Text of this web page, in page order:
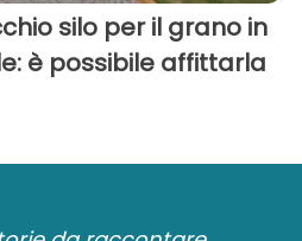
silo per il grano in
è possibile affittarla